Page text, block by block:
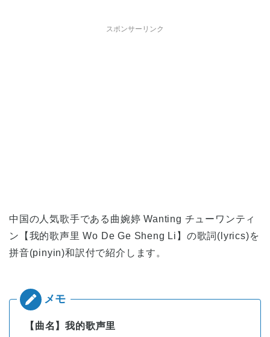
スポンサーリンク
中国の人気歌手である曲婉婷 Wanting チューワンティ
ン【我的歌声里 Wo De Ge Sheng Li】の歌詞(lyrics)を
拼音(pinyin)和訳付で紹介します。
【曲名】我的歌声里